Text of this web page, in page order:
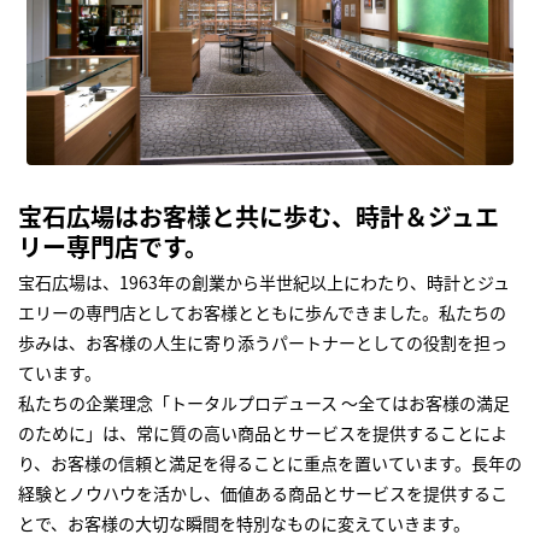
宝石広場はお客様と共に歩む、時計＆ジュエ
リー専門店です。
宝石広場は、1963年の創業から半世紀以上にわたり、時計とジュ
エリーの専門店としてお客様とともに歩んできました。私たちの
歩みは、お客様の人生に寄り添うパートナーとしての役割を担っ
ています。
私たちの企業理念「トータルプロデュース ～全てはお客様の満足
のために」は、常に質の高い商品とサービスを提供することによ
り、お客様の信頼と満足を得ることに重点を置いています。長年の
経験とノウハウを活かし、価値ある商品とサービスを提供するこ
とで、お客様の大切な瞬間を特別なものに変えていきます。